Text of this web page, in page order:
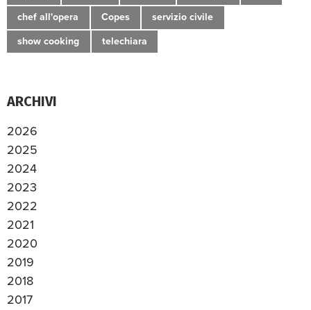
chef all'opera Copes servizio civile
show cooking telechiara
ARCHIVI
2026
2025
2024
2023
2022
2021
2020
2019
2018
2017